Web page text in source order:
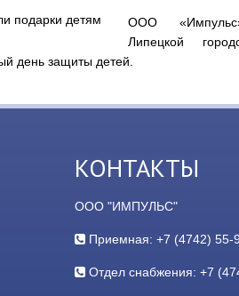
ООО
Липецкой
день защиты детей.
КОНТАКТЫ
ООО "ИМПУЛЬС"
Приемная: +7 (4742) 55-
Отдел снабжения: +7